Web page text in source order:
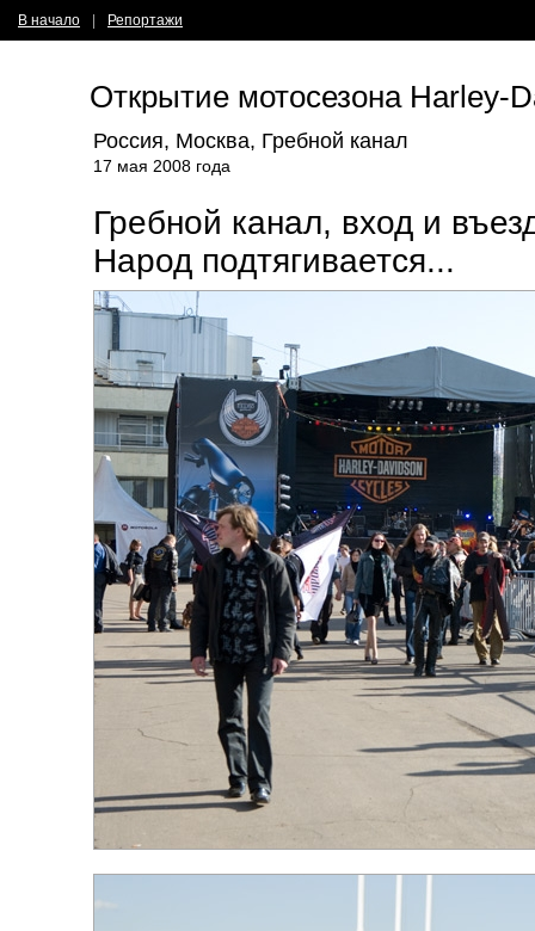
В начало Репортажи
Открытие мотосезона Harley-
Россия, Москва, Гребной канал
17 мая 2008 года
Гребной канал, вход и
Народ подтягивается...